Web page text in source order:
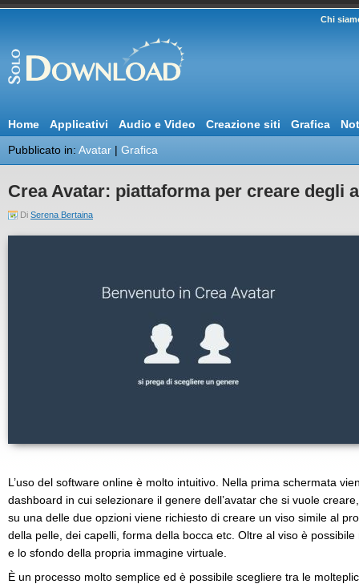
Chi
Home Applicativi Audio e Video Creazione siti Grafica
Pubblicato in: Avatar | Grafica
Crea Avatar: piattaforma per creare degli
Di Serena Bertaina
L’uso del software online è molto intuitivo. Nella prima schermata
dashboard in cui selezionare il genere dell’avatar che si vuole
su una delle due opzioni viene richiesto di creare un viso simile al
della pelle, dei capelli, forma della bocca etc. Oltre al viso è possibile
e lo sfondo della propria immagine virtuale.
È un processo molto semplice ed è possibile scegliere tra le